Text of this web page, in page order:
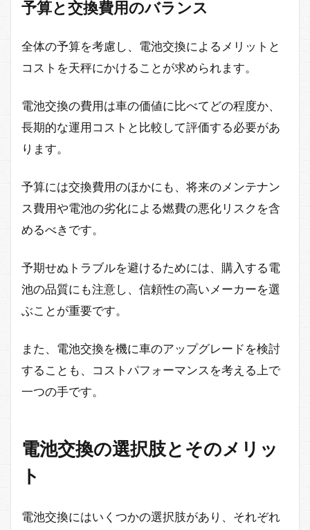
予算と交換費用のバランス
全体の予算を考慮し、電池交換によるメリットと
コストを天秤にかけることが求められます。
電池交換の費用は車の価値に比べてどの程度か、
長期的な運用コストと比較して評価する必要があ
ります。
予算には交換費用のほかにも、将来のメンテナン
ス費用や電池の劣化による燃費の悪化リスクを含
めるべきです。
予期せぬトラブルを避けるためには、購入する電
池の品質にも注意し、信頼性の高いメーカーを選
ぶことが重要です。
また、電池交換を機に車のアップグレードを検討
することも、コストパフォーマンスを考える上で
一つの手です。
電池交換の選択肢とそのメリッ
ト
電池交換にはいくつかの選択肢があり、それぞれ